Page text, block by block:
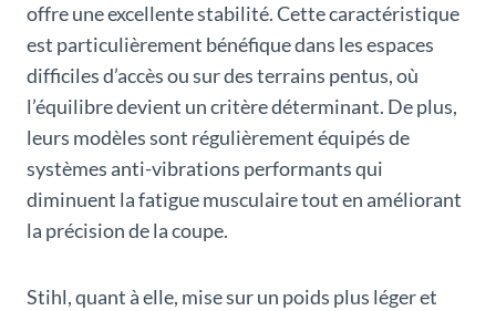
offre une excellente stabilité. Cette caractéristique
est particulièrement bénéfique dans les espaces
difficiles d’accès ou sur des terrains pentus, où
l’équilibre devient un critère déterminant. De plus,
leurs modèles sont régulièrement équipés de
systèmes anti-vibrations performants qui
diminuent la fatigue musculaire tout en améliorant
la précision de la coupe.
Stihl, quant à elle, mise sur un poids plus léger et